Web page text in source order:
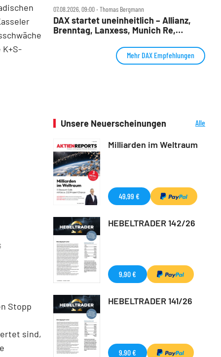
Stopp
sind,
07.08.2026, 09:00 ‧ Thomas Bergmann
DAX startet uneinheitlich – Allianz,
Brenntag, Lanxess, Munich Re,
Mehr DAX Empfehlungen
Unsere Neuerscheinungen
Alle
Milliarden im Weltraum
49,99 €
HEBELTRADER 142/26
9,90 €
HEBELTRADER 141/26
9,90 €